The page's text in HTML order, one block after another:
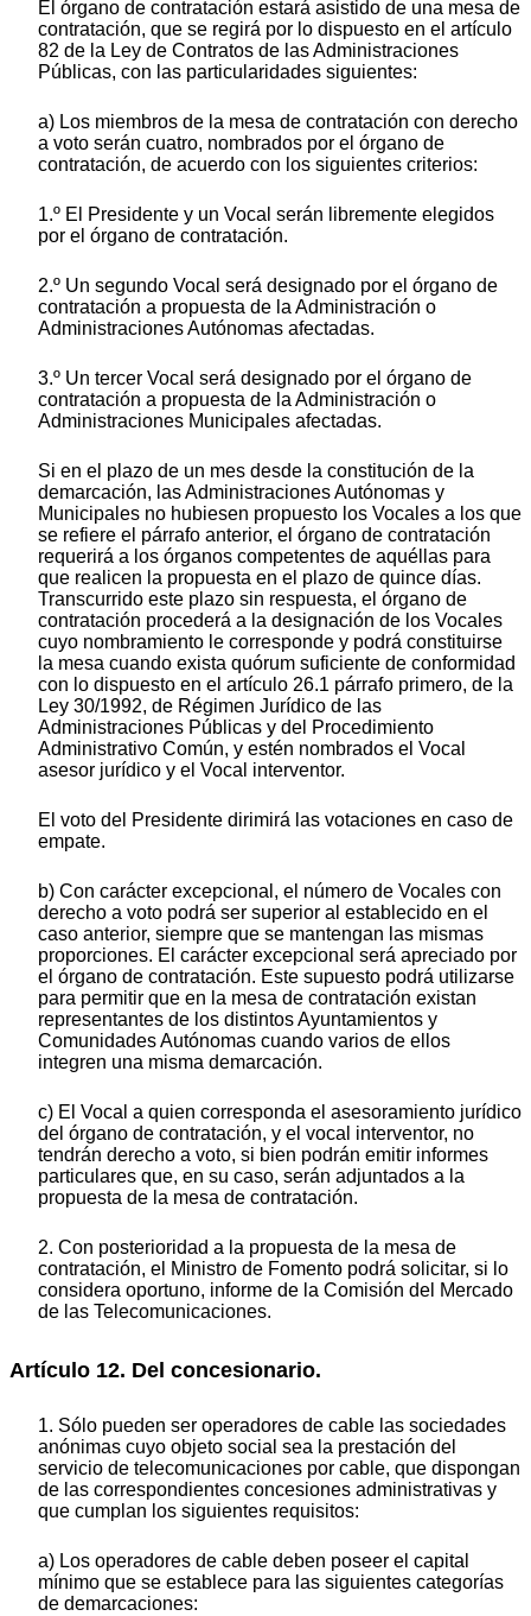
El órgano de contratación estará asistido de una mesa de
contratación, que se regirá por lo dispuesto en el artículo
82 de la Ley de Contratos de las Administraciones
Públicas, con las particularidades siguientes:
a) Los miembros de la mesa de contratación con derecho
a voto serán cuatro, nombrados por el órgano de
contratación, de acuerdo con los siguientes criterios:
1.º El Presidente y un Vocal serán libremente elegidos
por el órgano de contratación.
2.º Un segundo Vocal será designado por el órgano de
contratación a propuesta de la Administración o
Administraciones Autónomas afectadas.
3.º Un tercer Vocal será designado por el órgano de
contratación a propuesta de la Administración o
Administraciones Municipales afectadas.
Si en el plazo de un mes desde la constitución de la
demarcación, las Administraciones Autónomas y
Municipales no hubiesen propuesto los Vocales a los que
se refiere el párrafo anterior, el órgano de contratación
requerirá a los órganos competentes de aquéllas para
que realicen la propuesta en el plazo de quince días.
Transcurrido este plazo sin respuesta, el órgano de
contratación procederá a la designación de los Vocales
cuyo nombramiento le corresponde y podrá constituirse
la mesa cuando exista quórum suficiente de conformidad
con lo dispuesto en el artículo 26.1 párrafo primero, de la
Ley 30/1992, de Régimen Jurídico de las
Administraciones Públicas y del Procedimiento
Administrativo Común, y estén nombrados el Vocal
asesor jurídico y el Vocal interventor.
El voto del Presidente dirimirá las votaciones en caso de
empate.
b) Con carácter excepcional, el número de Vocales con
derecho a voto podrá ser superior al establecido en el
caso anterior, siempre que se mantengan las mismas
proporciones. El carácter excepcional será apreciado por
el órgano de contratación. Este supuesto podrá utilizarse
para permitir que en la mesa de contratación existan
representantes de los distintos Ayuntamientos y
Comunidades Autónomas cuando varios de ellos
integren una misma demarcación.
c) El Vocal a quien corresponda el asesoramiento jurídico
del órgano de contratación, y el vocal interventor, no
tendrán derecho a voto, si bien podrán emitir informes
particulares que, en su caso, serán adjuntados a la
propuesta de la mesa de contratación.
2. Con posterioridad a la propuesta de la mesa de
contratación, el Ministro de Fomento podrá solicitar, si lo
considera oportuno, informe de la Comisión del Mercado
de las Telecomunicaciones.
Artículo 12. Del concesionario.
1. Sólo pueden ser operadores de cable las sociedades
anónimas cuyo objeto social sea la prestación del
servicio de telecomunicaciones por cable, que dispongan
de las correspondientes concesiones administrativas y
que cumplan los siguientes requisitos:
a) Los operadores de cable deben poseer el capital
mínimo que se establece para las siguientes categorías
de demarcaciones: